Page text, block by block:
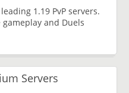
1.19 PvP servers.
and Duels
Servers